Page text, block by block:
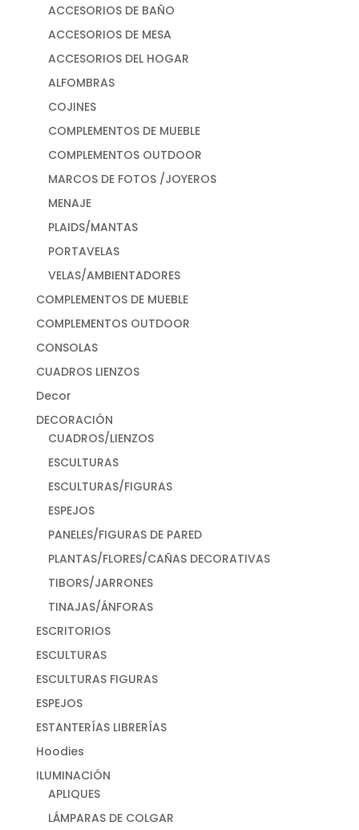
ACCESORIOS DE BAÑO
ACCESORIOS DE MESA
ACCESORIOS DEL HOGAR
ALFOMBRAS
COJINES
COMPLEMENTOS DE MUEBLE
COMPLEMENTOS OUTDOOR
MARCOS DE FOTOS /JOYEROS
MENAJE
PLAIDS/MANTAS
PORTAVELAS
VELAS/AMBIENTADORES
COMPLEMENTOS DE MUEBLE
COMPLEMENTOS OUTDOOR
CONSOLAS
CUADROS LIENZOS
Decor
DECORACIÓN
CUADROS/LIENZOS
ESCULTURAS
ESCULTURAS/FIGURAS
ESPEJOS
PANELES/FIGURAS DE PARED
PLANTAS/FLORES/CAÑAS DECORATIVAS
TIBORS/JARRONES
TINAJAS/ÁNFORAS
ESCRITORIOS
ESCULTURAS
ESCULTURAS FIGURAS
ESPEJOS
ESTANTERÍAS LIBRERÍAS
Hoodies
ILUMINACIÓN
APLIQUES
LÁMPARAS DE COLGAR